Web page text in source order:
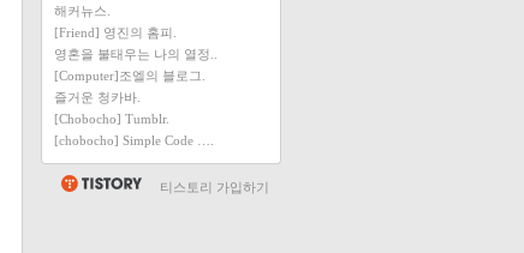
해커뉴스.
[Friend] 영진의 홈피.
영혼을 불태우는 나의 열정..
[Computer]조엘의 블로그.
즐거운 청카바.
[Chobocho] Tumblr.
[chobocho] Simple Code ….
티스토리 가입하기